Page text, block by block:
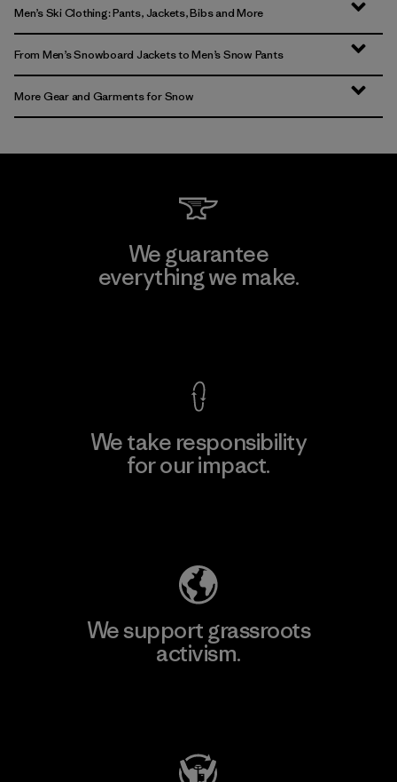
Men’s Ski Clothing: Pants, Jackets, Bibs and More
From Men’s Snowboard Jackets to Men’s Snow Pants
More Gear and Garments for Snow
We guarantee
everything we make.
We take responsibility
for our impact.
We support grassroots
activism.